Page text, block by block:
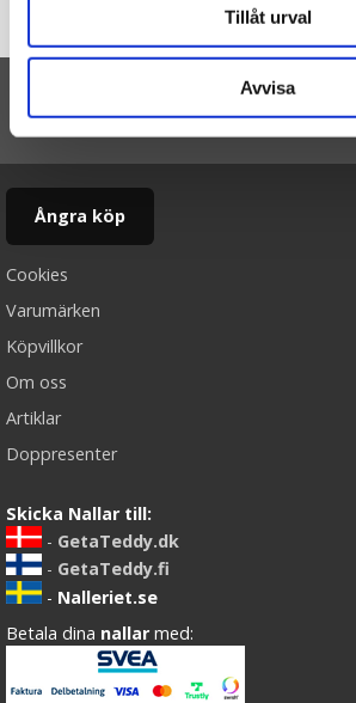
Tillåt urval
Avvisa
TILL TOPPEN
Ångra köp
Cookies
Varumärken
Köpvillkor
Om oss
Artiklar
Doppresenter
Skicka Nallar till:
- GetaTeddy.dk
- GetaTeddy.fi
- Nalleriet.se
Betala dina nallar med: